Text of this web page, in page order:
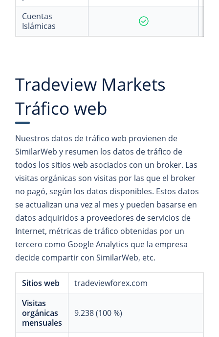
Cuentas
Islámicas
Tradeview Markets
Tráfico web
Nuestros datos de tráfico web provienen de
SimilarWeb y resumen los datos de tráfico de
todos los sitios web asociados con un broker. Las
visitas orgánicas son visitas por las que el broker
no pagó, según los datos disponibles. Estos datos
se actualizan una vez al mes y pueden basarse en
datos adquiridos a proveedores de servicios de
Internet, métricas de tráfico obtenidas por un
tercero como Google Analytics que la empresa
decide compartir con SimilarWeb, etc.
Sitios web
tradeviewforex.com
Visitas
orgánicas
mensuales
9.238 (100 %)